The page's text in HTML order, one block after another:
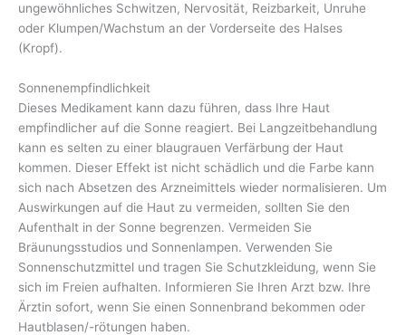
ungewöhnliches Schwitzen, Nervosität, Reizbarkeit, Unruhe
oder Klumpen/Wachstum an der Vorderseite des Halses
(Kropf).
Sonnenempfindlichkeit
Dieses Medikament kann dazu führen, dass Ihre Haut
empfindlicher auf die Sonne reagiert. Bei Langzeitbehandlung
kann es selten zu einer blaugrauen Verfärbung der Haut
kommen. Dieser Effekt ist nicht schädlich und die Farbe kann
sich nach Absetzen des Arzneimittels wieder normalisieren. Um
Auswirkungen auf die Haut zu vermeiden, sollten Sie den
Aufenthalt in der Sonne begrenzen. Vermeiden Sie
Bräunungsstudios und Sonnenlampen. Verwenden Sie
Sonnenschutzmittel und tragen Sie Schutzkleidung, wenn Sie
sich im Freien aufhalten. Informieren Sie Ihren Arzt bzw. Ihre
Ärztin sofort, wenn Sie einen Sonnenbrand bekommen oder
Hautblasen/-rötungen haben.